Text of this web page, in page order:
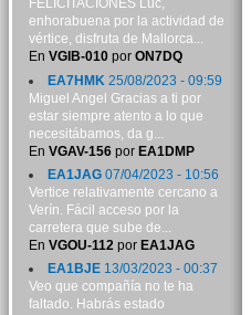
FELICITACIONES Luc,
enhorabuena por la actividad de
vértice, disfruta de Mallorca...
En VGIB-010por ON7DQ
EA7HMK 25/08/2023 - 09:59
Miguel Angel Gracias a ti por
estar siempre atento a lo que
necesitábamos, da g...
En VGAV-156por EA1DMP
EA1JAG07/04/2023 - 10:56
Vertice relativamente cercano a
Verín. Fácil acceso por la
carretera que sube de...
En VGOU-112por EA1JAG
EA1BJE13/03/2023 - 00:37
Veo que compañía no te ha
faltado. Habrás estado